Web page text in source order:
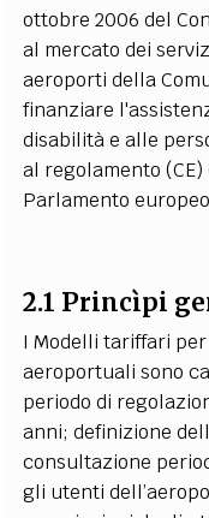
ottobre 2006 del
al mercato dei
aeroporti della
finanziare
disabilità e alle
al regolamento
Parlamento
2.1 Princìpi
I Modelli tariffari
aeroportuali sono
periodo di
anni; definizione
consultazione
gli utenti